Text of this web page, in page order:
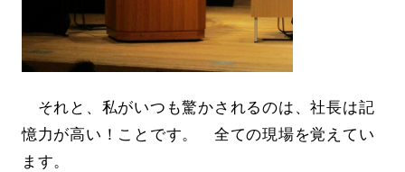
それと、私がいつも驚かされるのは、社長は記
憶力が高い！ことです。 全ての現場を覚えてい
ます。